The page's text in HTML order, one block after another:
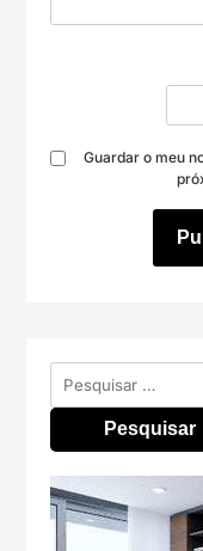
Guardar o meu
Pesquisar
por: